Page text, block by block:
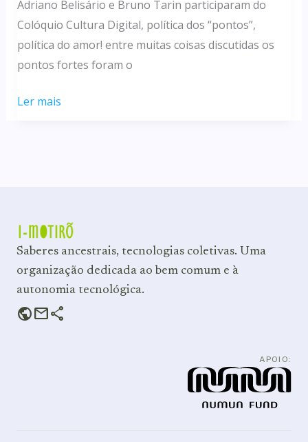
Adriano Belisário e Bruno Tarin participaram do
Colóquio Cultura Digital, política dos “pontos”,
política do amor! entre muitas coisas discutidas os
pontos fortes foram o
i-
Colóquios
Política
Ler mais
Saberes ancestrais, tecnologias coletivas. Uma
organização dedicada ao bem comum e à
autonomia tecnológica.
publicmailshare
APOIO: